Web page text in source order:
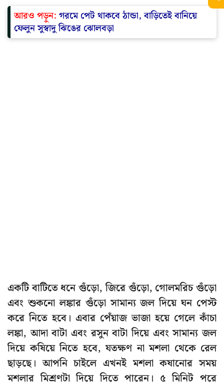
আরও পড়ুন: গরমে পেট থাকবে ঠান্ডা, বাড়িতেই বানিয়ে
ফেলুন সুস্বাদু ঝিঙের ঝোলবড়া
একটি বাটিতে ধনে গুঁড়ো, জিরে গুঁড়ো, গোলমরিচ গুঁড়ো
এবং শুকনো লঙ্কার গুঁড়ো সামান্য জল দিয়ে ঘন পেস্ট
করে নিতে হবে। এবার পেঁয়াজ ভাজা হয়ে গেলে কাঁচা
লঙ্কা, আদা বাটা এবং রসুন বাটা দিয়ে এবং সামান্য জল
দিয়ে কষিয়ে নিতে হবে, যতক্ষণ না মশলা থেকে রেল
ছাড়ছে। আপনি চাইলে এখনই মশলা কষানোর সময়
মশলার মিশ্রণটা দিয়ে দিতে পারেন। ৫ মিনিট পরে